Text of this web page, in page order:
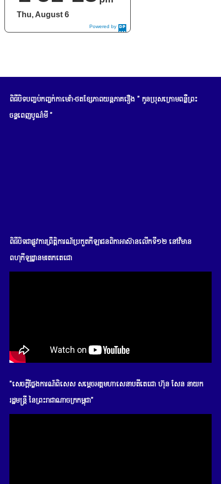
Powered by
DaysPedia.c
Thu, August 6
ពិធីបិទបញ្ចប់កញ្ចក់កាមេរ៉ា-ថតខ្សែភាពយន្តភាគរឿង " កូនប្រុសក្រោមពន្លឺព្រះ
ចន្ទពេញបូណ៌មី "
ពិធីបិទជាផ្លូវការព្រឹត្តិការណ៍ប្រកួតកីឡាជនពិកាអាស៊ានលើកទី១២ នៅវិមាន
ពហុកីឡដ្ឋានមរតកតេជោ
"សេចក្តីថ្លែងការណ៍ពិសេស សម្តេចអគ្គមហាសេនាបតីតេជោ ហ៊ុន សែន នាយក
រដ្ឋមន្រ្តី នៃព្រះរាជាណាចក្រកម្ពុជា"